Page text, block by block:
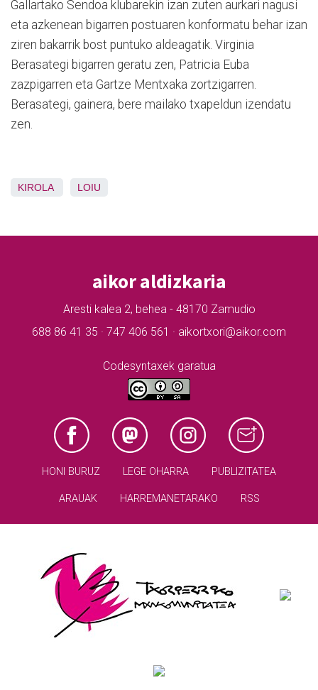
Gallartako Sendoa klubarekin izan zuten aurkari nagusi
eta azkenean bigarren postuaren konformatu behar izan
ziren bakarrik bost puntuko aldeagatik. Virginia
Berasategi bigarren geratu zen, Patricia Euba
zazpigarren eta Gartze Mentxaka zortzigarren.
Berasategi, gainera, bere mailako txapeldun izendatu
zen.
KIROLA LOIU
aikor aldizkaria
Aresti kalea 2, behea - 48170 Zamudio
688 86 41 35 · 747 406 561 · aikortxori@aikor.com
Codesyntaxek garatua
HONI BURUZ LEGE OHARRA PUBLIZITATEA
ARAUAK HARREMANETARAKO RSS